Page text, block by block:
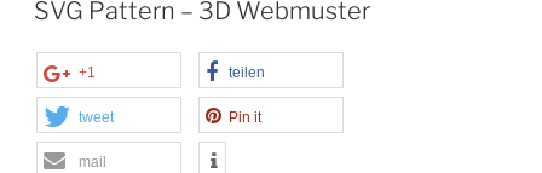
SVG Pattern – 3D Webmuster
+1 teilen
tweet Pin it
mail